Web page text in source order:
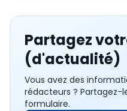
Partagez
(d'actualité)
Vous avez des
rédacteurs ? Partagez-
formulaire.